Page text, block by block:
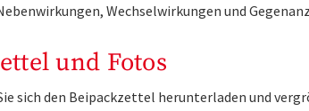
Wechselwirkungen und
und Fotos
sich den Beipackzettel herunterladen und